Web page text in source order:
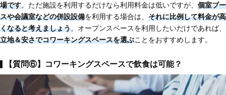
場です。ただ施設を利用するだけなら利用料金は低いですが、 個室ブー
スや会議室などの併設設備を利用する場合は、 それに比例して料金が高
くなると考えましょう。オープンスペースを利用したいだけであれば、
立地＆安さでコワーキングスペースを選ぶことをおすすめします。
【質問⑥】コワーキングスペースで飲食は可能？